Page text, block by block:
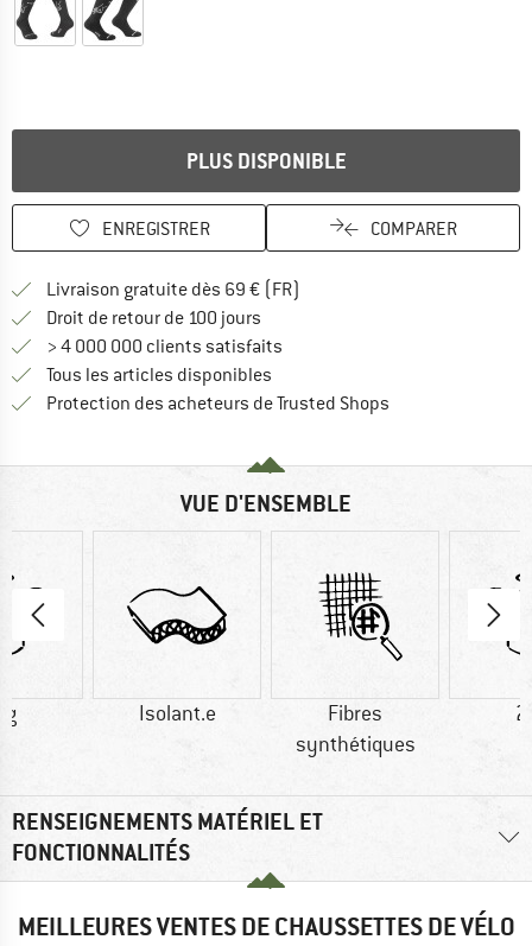
PLUS DISPONIBLE
ENREGISTRER COMPARER
Livraison gratuite dès 69 € (FR)
Droit de retour de 100 jours
> 4 000 000 clients satisfaits
Tous les articles disponibles
Protection des acheteurs de Trusted Shops
VUE D'ENSEMBLE
g Isolant.e
Fibres
synthétiques
RENSEIGNEMENTS MATÉRIEL ET
FONCTIONNALITÉS
MEILLEURES VENTES DE CHAUSSETTES DE VÉLO